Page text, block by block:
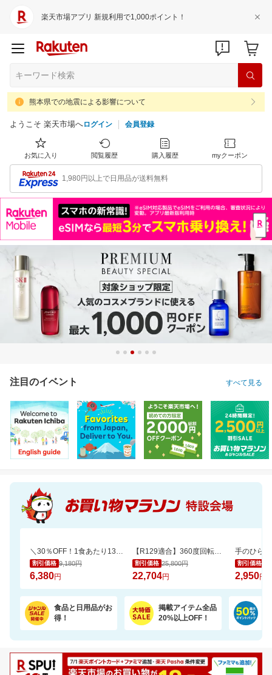
楽天市場アプリ 新規利用で1,000ポイント！
熊本県での地震による影響について
ようこそ 楽天市場へログイン 会員登録
お気に入り 閲覧履歴 購入履歴 myクーポン
1,980円以上で日用品が送料無料
注目のイベント すべて見る
＼30％OFF！1食あたり133円／エコ梱包！パックご飯 180g×48食
割引価格 9,180円
6,380円
【R129適合】360度回転式 チャイルドシート ISOFIX対応 新生児から12歳まで
割引価格 25,800円
22,704円
割引価格
2,950円
食品と日用品がお
得！
掲載アイテム全品
20%以上OFF！